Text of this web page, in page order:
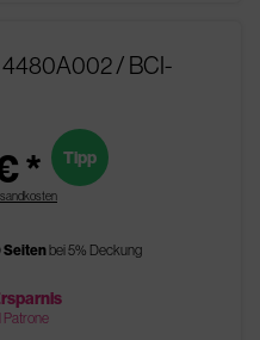
4480A002 / BCI-
* Tipp
Seitenbei 5% Deckung
Patrone